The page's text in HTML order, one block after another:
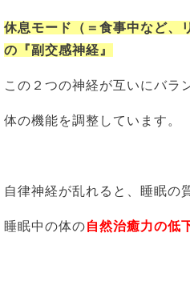
休息モード（＝食事中など、
の『副交感神経』
この２つの神経が互いにバラ
体の機能を調整しています。
自律神経が乱れると、睡眠の
睡眠中の体の自然治癒力の低